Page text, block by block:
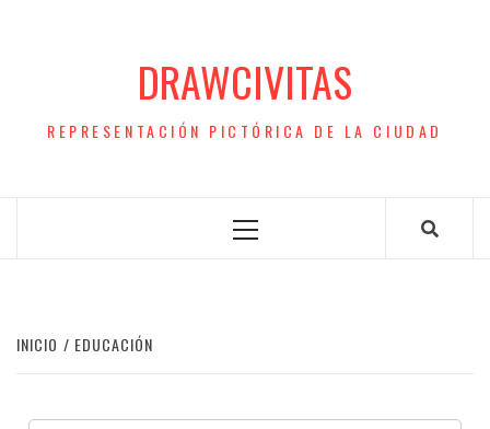
DRAWCIVITAS
REPRESENTACIÓN PICTÓRICA DE LA CIUDAD
Menú
INICIO EDUCACIÓN